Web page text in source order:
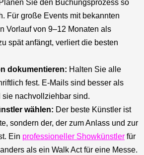
Für große Events mit bekannten
Vorlauf von 9–12 Monaten als
spät anfängt, verliert die besten
dokumentieren: Halten Sie alle
fest. E-Mails sind besser als
nachvollziehbar sind.
wählen: Der beste Künstler ist
sondern der, der zum Anlass und zur
Ein professioneller Showkünstler für
als ein Walk Act für eine Messe.